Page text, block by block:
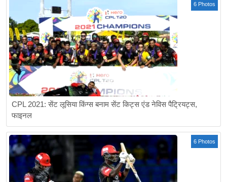
6 Photos
CPL 2021: सेंट लूसिया किंग्स बनाम सेंट किट्स एंड नेविस पैट्रियट्स,
फाइनल
6 Photos